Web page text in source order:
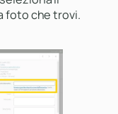
foto che trovi.